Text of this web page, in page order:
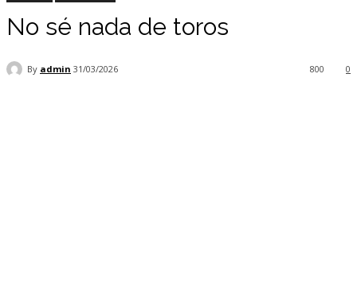
No sé nada de toros
By admin 31/03/2026 0
800